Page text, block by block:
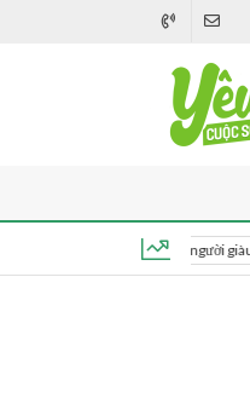
Khi thắp hương, người giàu luôn đặt